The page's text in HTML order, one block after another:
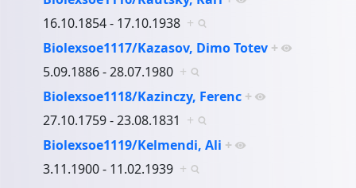
16.10.1854 - 17.10.1938 +
Biolexsoe1117/Kazasov, Dimo Totev +
5.09.1886 - 28.07.1980 +
Biolexsoe1118/Kazinczy, Ferenc +
27.10.1759 - 23.08.1831 +
Biolexsoe1119/Kelmendi, Ali +
3.11.1900 - 11.02.1939 +